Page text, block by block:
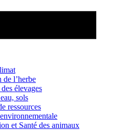
de l’herbe
élevages
sols
ressources
et Santé des animaux